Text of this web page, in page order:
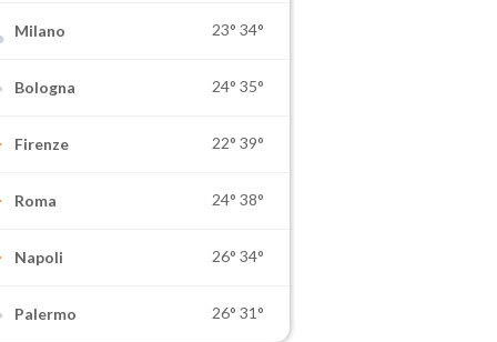
Milano 23° 34°
Bologna 24° 35°
Firenze 22° 39°
Roma 24° 38°
Napoli 26° 34°
Palermo 26° 31°